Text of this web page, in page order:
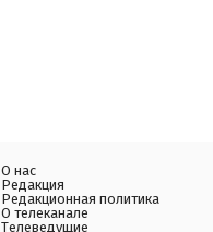
О нас
Редакция
Редакционная политика
О телеканале
Телеведущие